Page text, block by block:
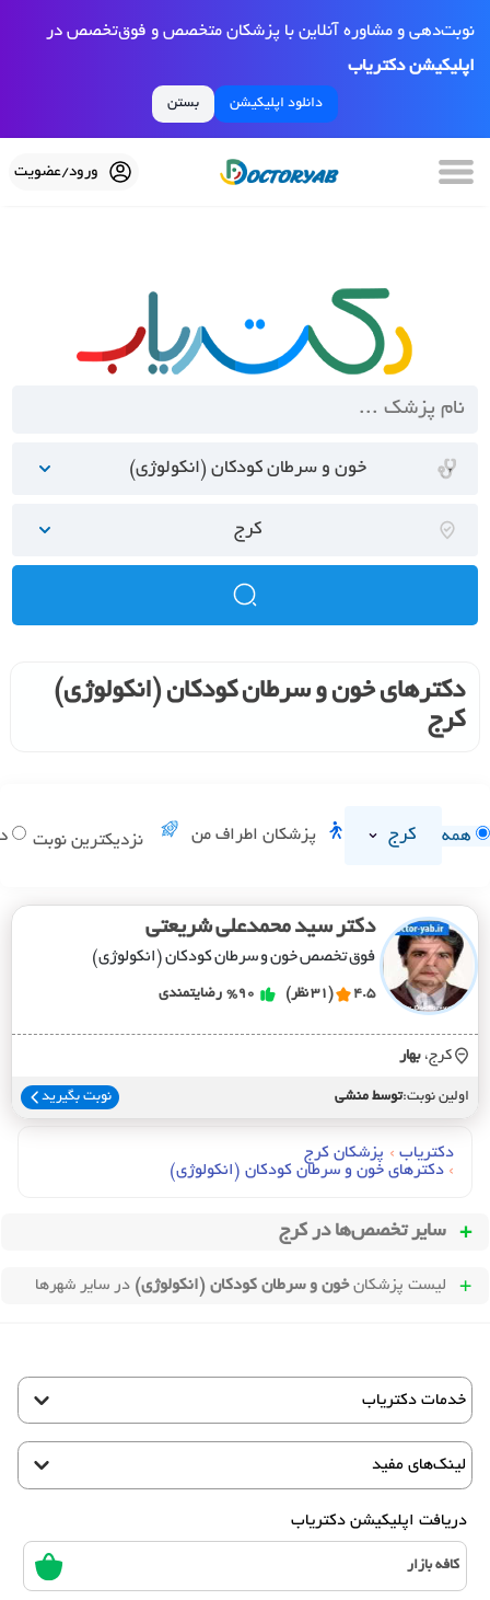
نوبت‌دهی و مشاوره آنلاین با پزشکان متخصص و فوق‌تخصص در
اپلیکیشن دکتریاب
دانلود اپلیکیشن بستن
ورود/عضویت
خون و سرطان کودکان (انکولوژی)
کرج
دکترهای خون و سرطان کودکان (انکولوژی)
کرج
همه کرج پزشکان اطراف من نزدیکترین نوبت
دکتر سید محمدعلی شریعتی
فوق تخصص خون و سرطان کودکان (انکولوژی)
4.5 (31 نظر) %90 رضایتمندی
کرج، بهار
اولین نوبت:توسط منشی نوبت بگیرید
دکتریاب › پزشکان کرج
› دکترهای خون و سرطان کودکان (انکولوژي)
سایر تخصص‌ها در کرج
لیست پزشکانخون و سرطان کودکان (انکولوژی) در سایر شهرها
خدمات دکتریاب
لینک‌های مفید
دریافت اپلیکیشن دکتریاب
کافه بازار